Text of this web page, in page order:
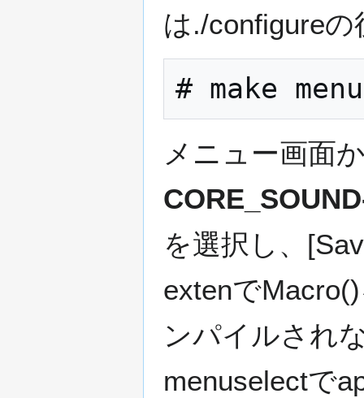
は./configure
メニュー画面
を選択し、
extenで
ンパイルされ
menuselectで